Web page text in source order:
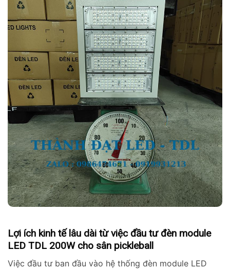
Lợi ích kinh tế lâu dài từ việc đầu tư đèn module
LED TDL 200W cho sân pickleball
Việc đầu tư ban đầu vào hệ thống đèn module LED